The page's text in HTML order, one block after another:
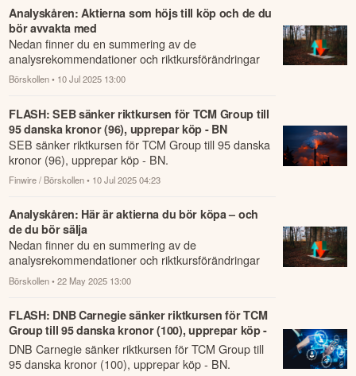
Analyskåren: Aktierna som höjs till köp och de du
bör avvakta med
Nedan finner du en summering av de
analysrekommendationer och riktkursförändringar
som har rapporterats om idag den 10 juli.
Börskollen • 10 Jul 2025 13:00
FLASH: SEB sänker riktkursen för TCM Group till
95 danska kronor (96), upprepar köp - BN
SEB sänker riktkursen för TCM Group till 95 danska
kronor (96), upprepar köp - BN.
Finwire / Börskollen • 10 Jul 2025 04:23
Analyskåren: Här är aktierna du bör köpa – och
de du bör sälja
Nedan finner du en summering av de
analysrekommendationer och riktkursförändringar
som har rapporterats om idag den 22 maj.
Börskollen • 22 May 2025 13:00
FLASH: DNB Carnegie sänker riktkursen för TCM
Group till 95 danska kronor (100), upprepar köp -
BN
DNB Carnegie sänker riktkursen för TCM Group till
95 danska kronor (100), upprepar köp - BN.